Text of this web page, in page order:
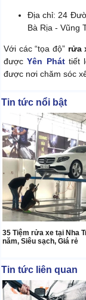
Địa chỉ: 24
Bà Rịa - Vũng
Với các “tọa độ” rửa
đượcYên Pháttiết
được nơi chăm sóc
Tin tức nổi bật
35 Tiệm rửa xe tại Nha
năm, Siêu sạch, Giá rẻ
Tin tức liên quan